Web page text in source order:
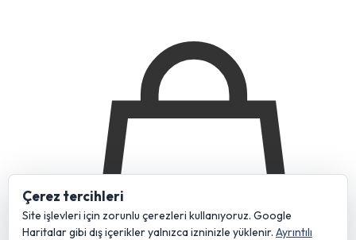
Çerez tercihleri
Site işlevleri için zorunlu çerezleri kullanıyoruz. Google
Haritalar gibi dış içerikler yalnızca izninizle yüklenir. Ayrıntılı